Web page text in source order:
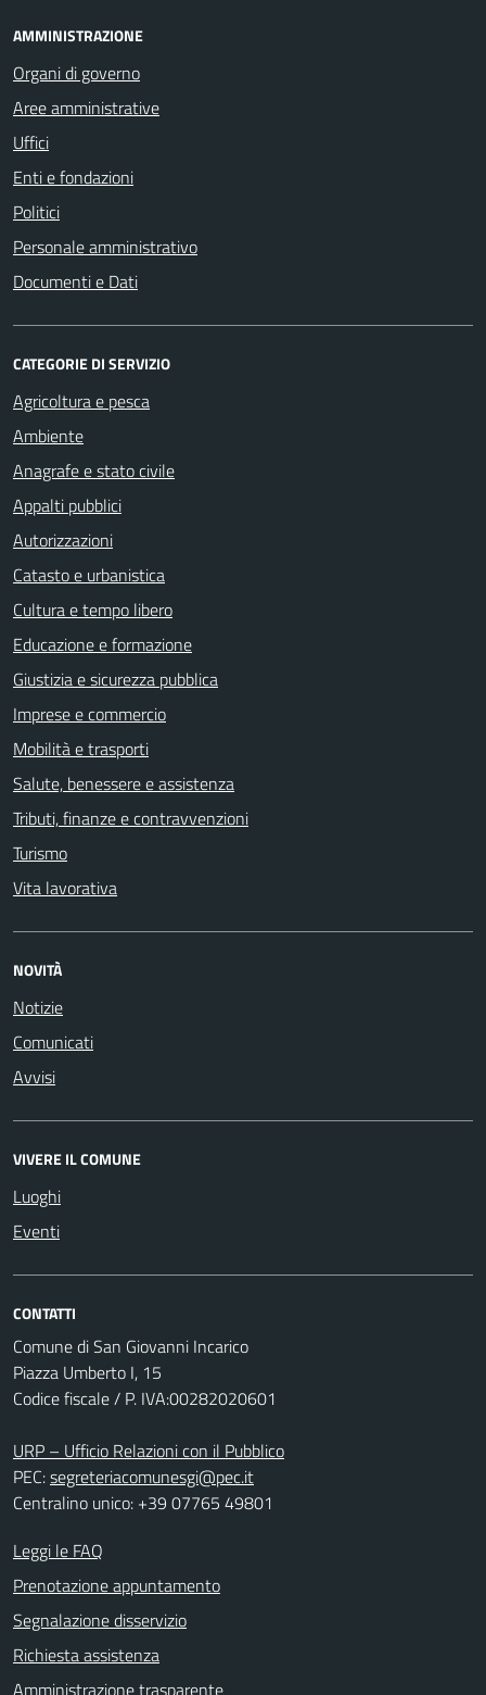
AMMINISTRAZIONE
Organi di governo
Aree amministrative
Uffici
Enti e fondazioni
Politici
Personale amministrativo
Documenti e Dati
CATEGORIE DI SERVIZIO
Agricoltura e pesca
Ambiente
Anagrafe e stato civile
Appalti pubblici
Autorizzazioni
Catasto e urbanistica
Cultura e tempo libero
Educazione e formazione
Giustizia e sicurezza pubblica
Imprese e commercio
Mobilità e trasporti
Salute, benessere e assistenza
Tributi, finanze e contravvenzioni
Turismo
Vita lavorativa
NOVITÀ
Notizie
Comunicati
Avvisi
VIVERE IL COMUNE
Luoghi
Eventi
CONTATTI
Comune di San Giovanni Incarico
Piazza Umberto I, 15
Codice fiscale / P. IVA:00282020601
URP – Ufficio Relazioni con il Pubblico
PEC:segreteriacomunesgi@pec.it
Centralino unico: +39 07765 49801
Leggi le FAQ
Prenotazione appuntamento
Segnalazione disservizio
Richiesta assistenza
Amministrazione trasparente